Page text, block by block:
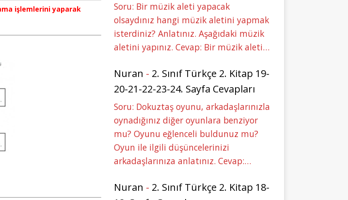
işlemlerini yaparak
Soru: Bir müzik aleti yapacak
olsaydınız hangi müzik aletini yapmak
isterdiniz? Anlatınız. Aşağıdaki müzik
aletini yapınız. Cevap: Bir müzik aleti…
Nuran - 2. Sınıf Türkçe 2. Kitap 19-
20-21-22-23-24. Sayfa Cevapları
Soru: Dokuztaş oyunu, arkadaşlarınızla
oynadığınız diğer oyunlara benziyor
mu? Oyunu eğlenceli buldunuz mu?
Oyun ile ilgili düşüncelerinizi
arkadaşlarınıza anlatınız. Cevap:…
Nuran - 2. Sınıf Türkçe 2. Kitap 18-